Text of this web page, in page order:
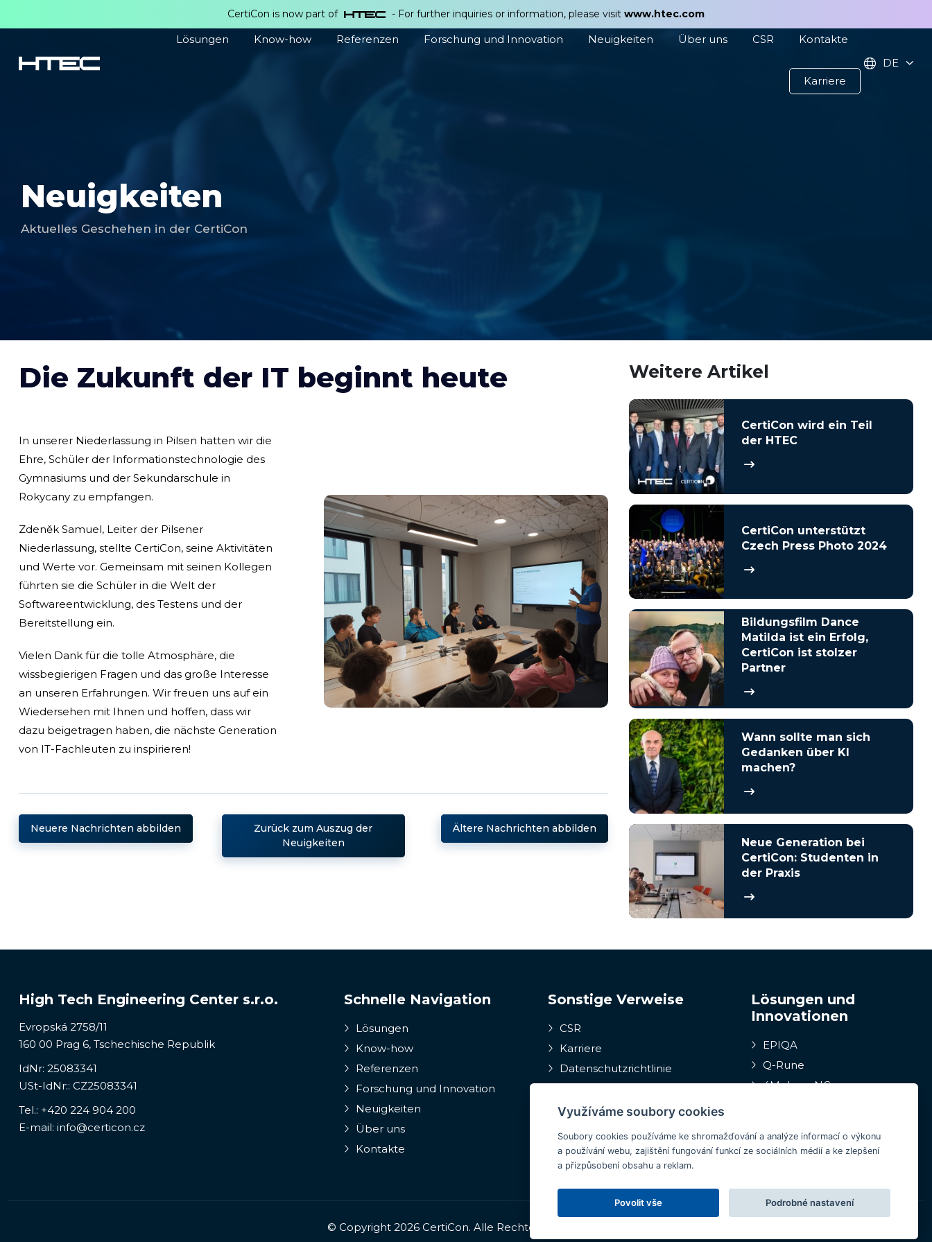
CertiCon is now part of - For further inquiries or information, please visit www.htec.com
Lösungen Know-how Referenzen Forschung und Innovation Neuigkeiten Über uns CSR Kontakte
Karriere
DE
Neuigkeiten
Aktuelles Geschehen in der CertiCon
Die Zukunft der IT beginnt heute
In unserer Niederlassung in Pilsen hatten wir die
Ehre, Schüler der Informationstechnologie des
Gymnasiums und der Sekundarschule in
Rokycany zu empfangen.
Zdeněk Samuel, Leiter der Pilsener
Niederlassung, stellte CertiCon, seine Aktivitäten
und Werte vor. Gemeinsam mit seinen Kollegen
führten sie die Schüler in die Welt der
Softwareentwicklung, des Testens und der
Bereitstellung ein.
Vielen Dank für die tolle Atmosphäre, die
wissbegierigen Fragen und das große Interesse
an unseren Erfahrungen. Wir freuen uns auf ein
Wiedersehen mit Ihnen und hoffen, dass wir
dazu beigetragen haben, die nächste Generation
von IT-Fachleuten zu inspirieren!
Neuere Nachrichten abbilden
Zurück zum Auszug der
Neuigkeiten
Ältere Nachrichten abbilden
Weitere Artikel
CertiCon wird ein Teil
der HTEC
CertiCon unterstützt
Czech Press Photo 2024
Bildungsfilm Dance
Matilda ist ein Erfolg,
CertiCon ist stolzer
Partner
Wann sollte man sich
Gedanken über KI
machen?
Neue Generation bei
CertiCon: Studenten in
der Praxis
High Tech Engineering Center s.r.o.
Evropská 2758/11
160 00 Prag 6, Tschechische Republik
IdNr: 25083341
USt-IdNr:: CZ25083341
Tel.: +420 224 904 200
E-mail: info@certicon.cz
Schnelle Navigation
Lösungen
Know-how
Referenzen
Forschung und Innovation
Neuigkeiten
Über uns
Kontakte
Sonstige Verweise
CSR
Karriere
Datenschutzrichtlinie
Hinweisgebersystem, Schutz
Lösungen und
Innovationen
EPIQA
Q-Rune
4MulcomNG
ConCoS
© Copyright 2026 CertiCon. Alle Rechte vorbehalten.
Využíváme soubory cookies
Soubory cookies používáme ke shromažďování a analýze informací o výkonu
a používání webu, zajištění fungování funkcí ze sociálních médií a ke zlepšení
a přizpůsobení obsahu a reklam.
Povolit vše Podrobné nastavení